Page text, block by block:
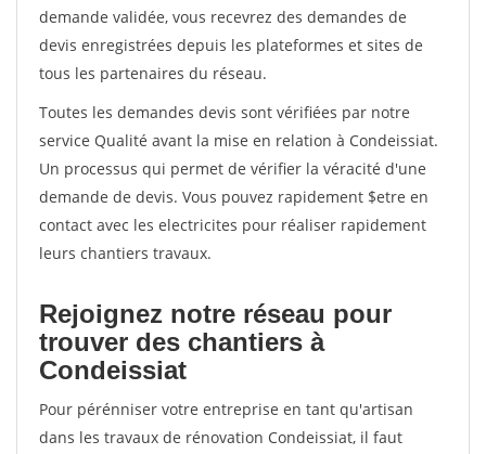
demande validée, vous recevrez des demandes de
devis enregistrées depuis les plateformes et sites de
tous les partenaires du réseau.
Toutes les demandes devis sont vérifiées par notre
service Qualité avant la mise en relation à Condeissiat.
Un processus qui permet de vérifier la véracité d'une
demande de devis. Vous pouvez rapidement $etre en
contact avec les electricites pour réaliser rapidement
leurs chantiers travaux.
Rejoignez notre réseau pour
trouver des chantiers à
Condeissiat
Pour pérénniser votre entreprise en tant qu'artisan
dans les travaux de rénovation Condeissiat, il faut